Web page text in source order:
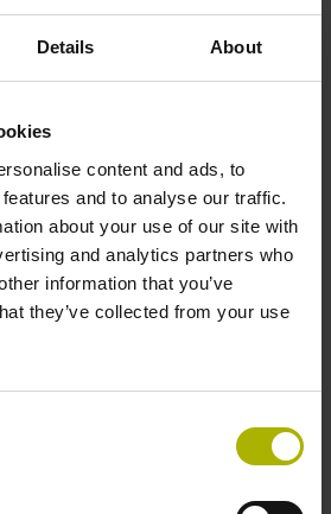
Details About
content and ads, to
and to analyse our traffic.
about your use of our site with
and analytics partners who
information that you’ve
they’ve collected from your use
mit Exzenterklemmung,